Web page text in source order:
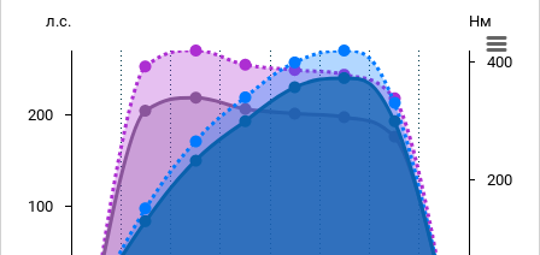
л.с. Нм
100
200
200
400